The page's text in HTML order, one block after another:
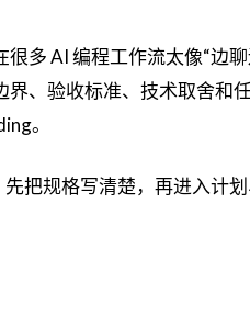
多 AI 编程工作流太像“边
界、验收标准、技术取舍和
。
把规格写清楚，再进入计